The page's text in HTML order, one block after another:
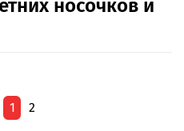
носочков и
1 2